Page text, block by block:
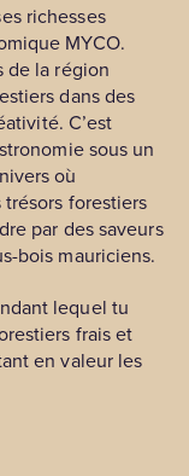
richesses
MYCO.
de la région
dans des
C’est
sous un
où
forestiers
par des saveurs
bois mauriciens.
lequel tu
frais et
en valeur les